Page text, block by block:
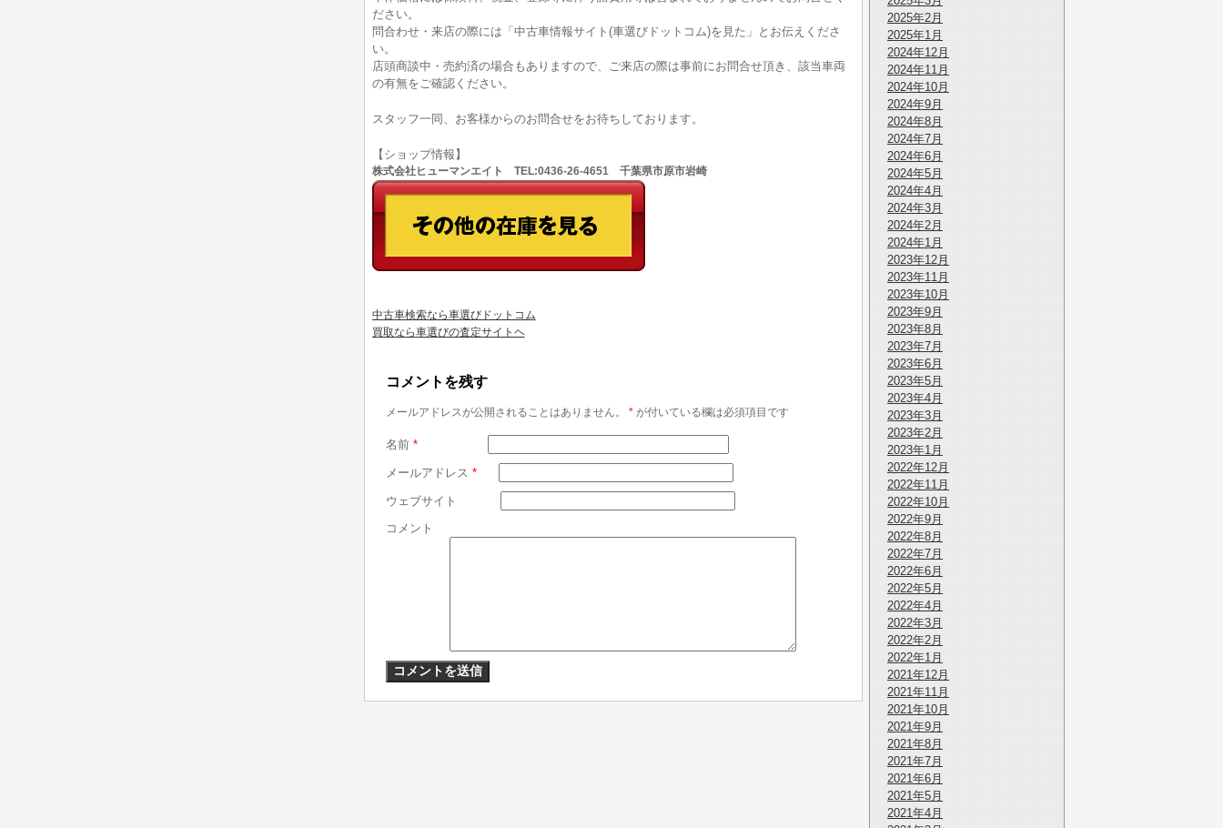
2025年2月
2025年1月
2024年12月
2024年11月
2024年10月
2024年9月
2024年8月
2024年7月
2024年6月
2024年5月
2024年4月
2024年3月
2024年2月
2024年1月
2023年12月
2023年11月
2023年10月
2023年9月
2023年8月
2023年7月
2023年6月
2023年5月
2023年4月
2023年3月
2023年2月
2023年1月
2022年12月
2022年11月
2022年10月
2022年9月
2022年8月
2022年7月
2022年6月
2022年5月
2022年4月
2022年3月
2022年2月
2022年1月
2021年12月
2021年11月
2021年10月
2021年9月
2021年8月
2021年7月
2021年6月
2021年5月
2021年4月
ださい。
問合わせ・来店の際には「中古車情報サイト(車選びドットコム)を見た」とお伝えくださ
い。
店頭商談中・売約済の場合もありますので、ご来店の際は事前にお問合せ頂き、該当車両
の有無をご確認ください。
スタッフ一同、お客様からのお問合せをお待ちしております。
【ショップ情報】
株式会社ヒューマンエイト TEL:0436-26-4651 千葉県市原市岩崎
中古車検索なら車選びドットコム
買取なら車選びの査定サイトヘ
コメントを残す
メールアドレスが公開されることはありません。 *が付いている欄は必須項目です
名前 *
メールアドレス *
ウェブサイト
コメント